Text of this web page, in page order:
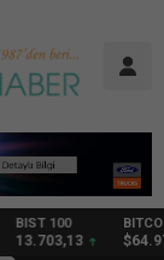
BITCOIN
$64.976 94,85